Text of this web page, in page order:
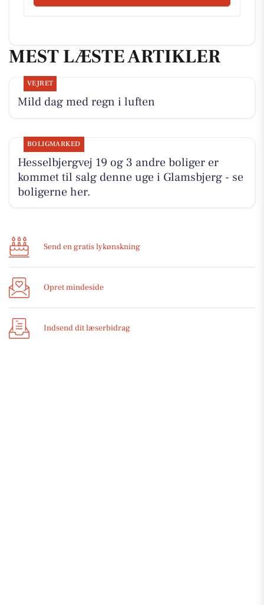
MEST LÆSTE ARTIKLER
VEJRET
Mild dag med regn i luften
BOLIGMARKED
Hesselbjergvej 19 og 3 andre boliger er
kommet til salg denne uge i Glamsbjerg - se
boligerne her.
Send en gratis lykønskning
Opret mindeside
Indsend dit læserbidrag